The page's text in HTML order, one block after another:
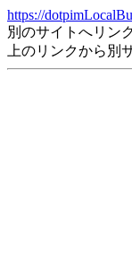
https://
別のサイトへリン
上のリンクから別